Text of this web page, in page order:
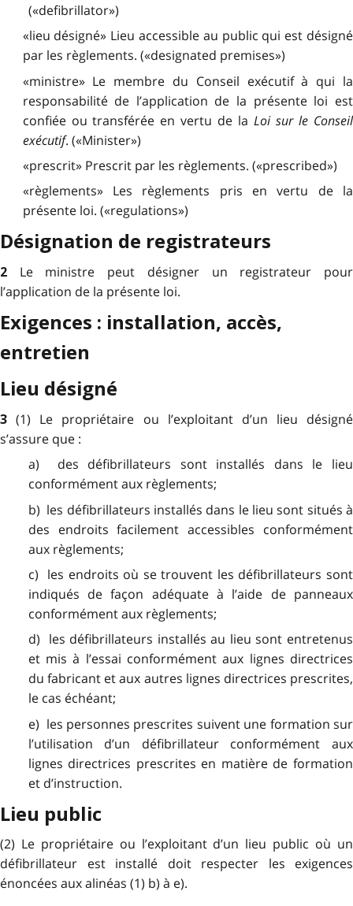
(«defibrillator»)
«lieu désigné» Lieu accessible au public qui est désigné
par les règlements. («designated premises»)
«ministre» Le membre du Conseil exécutif à qui la
responsabilité de l’application de la présente loi est
confiée ou transférée en vertu de laLoi sur le Conseil
exécutif. («Minister»)
«prescrit» Prescrit par les règlements. («prescribed»)
«règlements» Les règlements pris en vertu de la
présente loi. («regulations»)
Désignation de registrateurs
2 Le ministre peut désigner un registrateur pour
l’application de la présente loi.
Exigences : installation, accès,
entretien
Lieu désigné
3(1) Le propriétaire ou l’exploitant d’un lieu désigné
s’assure que :
a) des défibrillateurs sont installés dans le lieu
conformément aux règlements;
b) les défibrillateurs installés dans le lieu sont situés à
des endroits facilement accessibles conformément
aux règlements;
c) les endroits où se trouvent les défibrillateurs sont
indiqués de façon adéquate à l’aide de panneaux
conformément aux règlements;
d) les défibrillateurs installés au lieu sont entretenus
et mis à l’essai conformément aux lignes directrices
du fabricant et aux autres lignes directrices prescrites,
le cas échéant;
e) les personnes prescrites suivent une formation sur
l’utilisation d’un défibrillateur conformément aux
lignes directrices prescrites en matière de formation
et d’instruction.
Lieu public
(2) Le propriétaire ou l’exploitant d’un lieu public où un
défibrillateur est installé doit respecter les exigences
énoncées aux alinéas (1) b) à e).